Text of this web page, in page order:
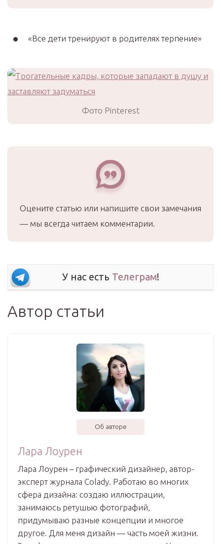
«Все дети тренируют в родителях терпение»
Фото Pinterest
Оцените статью или напишите свои замечания
— мы всегда читаем комментарии.
У нас есть Телеграм!
Автор статьи
Об авторе
Лара Лоурен
Лара Лоурен – графический дизайнер, автор-
эксперт журнала Colady. Работаю во многих
сфера дизайна: создаю иллюстрации,
занимаюсь ретушью фотографий,
придумываю разные концепции и многое
другое. Для меня дизайн — часть моей жизни.